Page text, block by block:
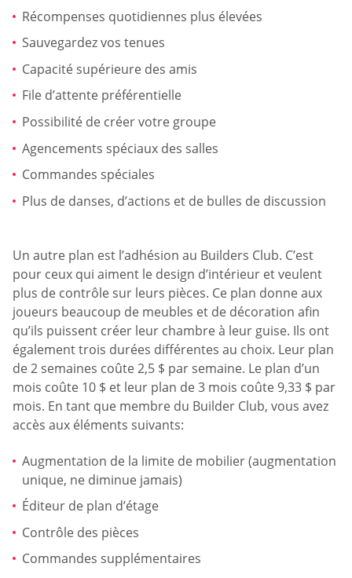
Récompenses quotidiennes plus élevées
Sauvegardez vos tenues
Capacité supérieure des amis
File d’attente préférentielle
Possibilité de créer votre groupe
Agencements spéciaux des salles
Commandes spéciales
Plus de danses, d’actions et de bulles de discussion
Un autre plan est l’adhésion au Builders Club. C’est
pour ceux qui aiment le design d’intérieur et veulent
plus de contrôle sur leurs pièces. Ce plan donne aux
joueurs beaucoup de meubles et de décoration afin
qu’ils puissent créer leur chambre à leur guise. Ils ont
également trois durées différentes au choix. Leur plan
de 2 semaines coûte 2,5 $ par semaine. Le plan d’un
mois coûte 10 $ et leur plan de 3 mois coûte 9,33 $ par
mois. En tant que membre du Builder Club, vous avez
accès aux éléments suivants:
Augmentation de la limite de mobilier (augmentation
unique, ne diminue jamais)
Éditeur de plan d’étage
Contrôle des pièces
Commandes supplémentaires